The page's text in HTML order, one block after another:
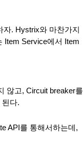
. Hystrix와 마찬가지
Item Service에서 Item
않고, Circuit breaker를
된다.
API를 통해서하는데,